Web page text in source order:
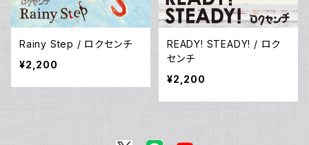
Rainy Step / ロクセンチ
¥2,200
READY! STEADY! / ロク
センチ
¥2,200